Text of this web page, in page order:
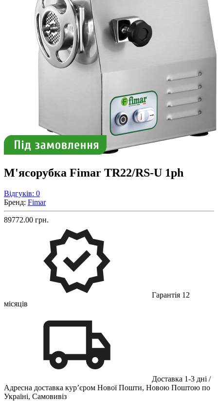
М'ясорубка Fimar TR22/RS-U 1ph
Відгуків: 0
Бренд: Fimar
89772.00 грн.
Гарантія 12
місяців
Доставка 1-3 дні /
Адресна доставка кур’єром Нової Пошти, Новою Поштою по
Україні, Самовивіз